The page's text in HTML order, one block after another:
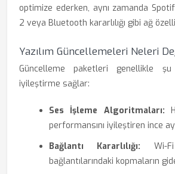
optimize ederken, aynı zamanda
2 veya Bluetooth kararlılığı gibi ağ
Yazılım Güncellemeleri Neleri
Güncelleme paketleri genellikle
iyileştirme sağlar:
Ses İşleme Algoritmaları:
performansını iyileştiren ince
Bağlantı Kararlılığı: Wi-
bağlantılarındaki kopmaların